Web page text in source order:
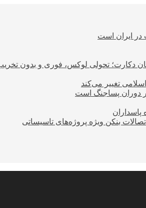
در ایران است
دکارت؛ تحولی لوکس، فوری و بدون
تغییر می‌کند
دوران پساجنگ است
بنکن ویژه پروژه‌های تاسیساتی